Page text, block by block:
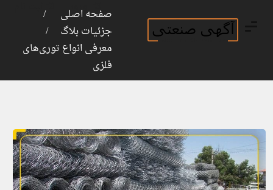
ورود
صفحه اصلی
جزئیات بلاگ
معرفی انواع توری‌های
فلزی